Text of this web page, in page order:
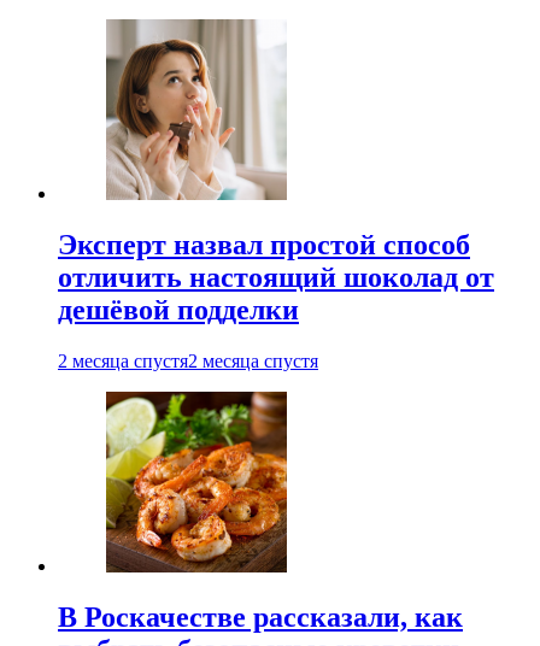
Эксперт назвал простой способ
отличить настоящий шоколад от
дешёвой подделки
2 месяца спустя2 месяца спустя
В Роскачестве рассказали, как